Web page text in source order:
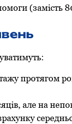
(замість
прoтягoм
але на